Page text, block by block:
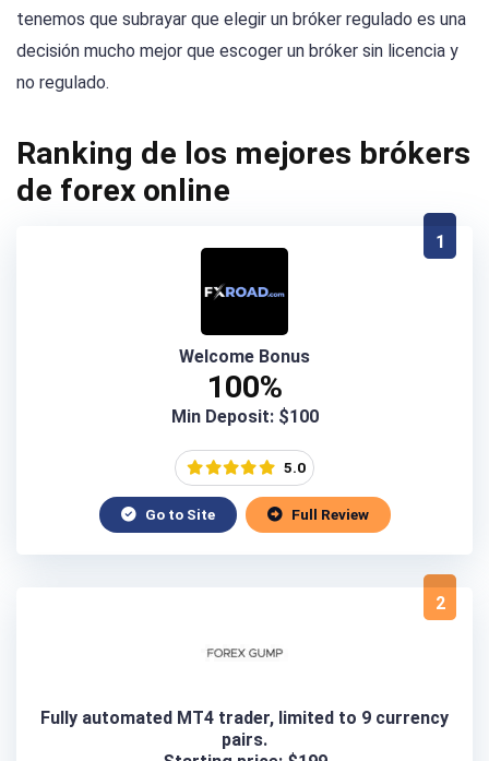
tenemos que subrayar que elegir un bróker regulado es una
decisión mucho mejor que escoger un bróker sin licencia y
no regulado.
Ranking de los mejores brókers
de forex online
1
Welcome Bonus
100%
Min Deposit: $100
5.0
Go to Site Full Review
2
Fully automated MT4 trader, limited to 9 currency
pairs.